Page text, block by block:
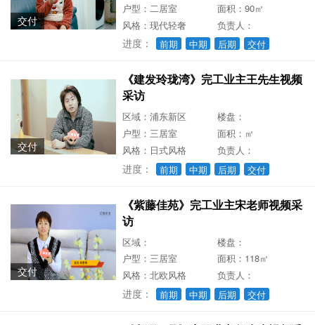
交付
户型：二居室
面积：90㎡
风格：现代轻奢
负责人：
进度： 前期 中期 后期 交付
交付
《建发玲珑湾》完工业主王先生视频
采访
区域：浦东新区
楼盘：
户型：三居室
面积：㎡
风格：日式风格
负责人：
进度： 前期 中期 后期 交付
交付
《紫藤佳苑》完工业主宋老师视频采
访
区域：
楼盘：
户型：三居室
面积：118㎡
风格：北欧风格
负责人：
进度： 前期 中期 后期 交付